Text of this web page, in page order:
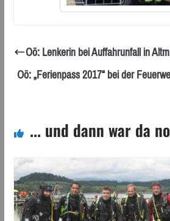
Oö: Lenkerin bei Auffahrunfall in
Oö: „Ferienpass 2017“ bei der
... und dann war da